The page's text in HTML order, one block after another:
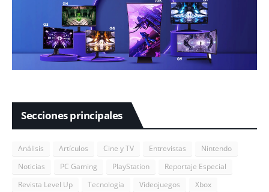
Secciones principales
Análisis Artículos Cine y TV Entrevistas
Nintendo
Noticias
PC Gaming PlayStation
Reportaje Especial
Revista Level Up
Tecnología Videojuegos Xbox